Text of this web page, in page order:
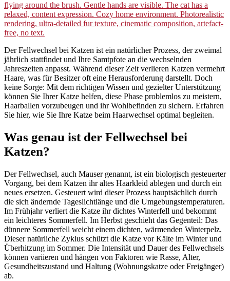
Der Fellwechsel bei Katzen ist ein natürlicher Prozess, der zweimal
jährlich stattfindet und Ihre Samtpfote an die wechselnden
Jahreszeiten anpasst. Während dieser Zeit verlieren Katzen vermehrt
Haare, was für Besitzer oft eine Herausforderung darstellt. Doch
keine Sorge: Mit dem richtigen Wissen und gezielter Unterstützung
können Sie Ihrer Katze helfen, diese Phase problemlos zu meistern,
Haarballen vorzubeugen und ihr Wohlbefinden zu sichern. Erfahren
Sie hier, wie Sie Ihre Katze beim Haarwechsel optimal begleiten.
Was genau ist der Fellwechsel bei
Katzen?
Der Fellwechsel, auch Mauser genannt, ist ein biologisch gesteuerter
Vorgang, bei dem Katzen ihr altes Haarkleid ablegen und durch ein
neues ersetzen. Gesteuert wird dieser Prozess hauptsächlich durch
die sich ändernde Tageslichtlänge und die Umgebungstemperaturen.
Im Frühjahr verliert die Katze ihr dichtes Winterfell und bekommt
ein leichteres Sommerfell. Im Herbst geschieht das Gegenteil: Das
dünnere Sommerfell weicht einem dichten, wärmenden Winterpelz.
Dieser natürliche Zyklus schützt die Katze vor Kälte im Winter und
Überhitzung im Sommer. Die Intensität und Dauer des Fellwechsels
können variieren und hängen von Faktoren wie Rasse, Alter,
Gesundheitszustand und Haltung (Wohnungskatze oder Freigänger)
ab.